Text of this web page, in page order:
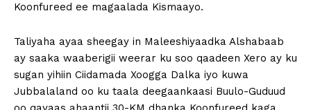
Koonfureed ee magaalada Kismaayo.
Taliyaha ayaa sheegay in Maleeshiyaadka Alshabaab
ay saaka waaberigii weerar ku soo qaadeen Xero ay ku
sugan yihiin Ciidamada Xoogga Dalka iyo kuwa
Jubbalaland oo ku taala deegaankaasi Buulo-Guduud